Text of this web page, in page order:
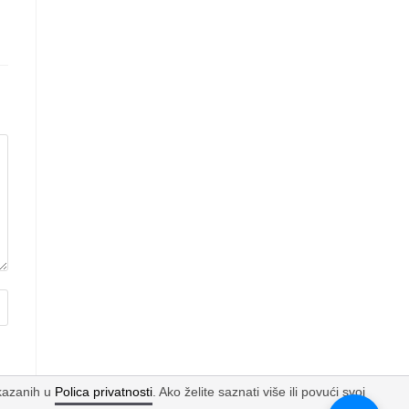
u Polica privatnosti. Ako želite saznati više ili povući svoj